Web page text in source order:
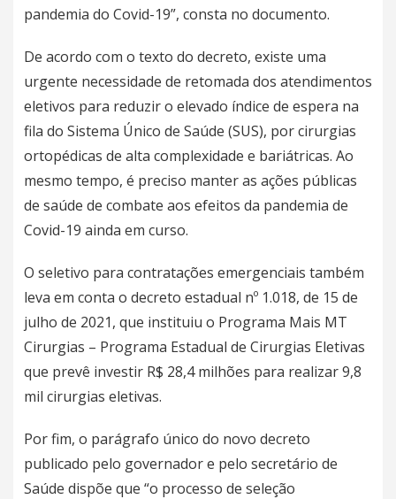
pandemia do Covid-19”, consta no documento.
De acordo com o texto do decreto, existe uma
urgente necessidade de retomada dos atendimentos
eletivos para reduzir o elevado índice de espera na
fila do Sistema Único de Saúde (SUS), por cirurgias
ortopédicas de alta complexidade e bariátricas. Ao
mesmo tempo, é preciso manter as ações públicas
de saúde de combate aos efeitos da pandemia de
Covid-19 ainda em curso.
O seletivo para contratações emergenciais também
leva em conta o decreto estadual nº 1.018, de 15 de
julho de 2021, que instituiu o Programa Mais MT
Cirurgias – Programa Estadual de Cirurgias Eletivas
que prevê investir R$ 28,4 milhões para realizar 9,8
mil cirurgias eletivas.
Por fim, o parágrafo único do novo decreto
publicado pelo governador e pelo secretário de
Saúde dispõe que “o processo de seleção